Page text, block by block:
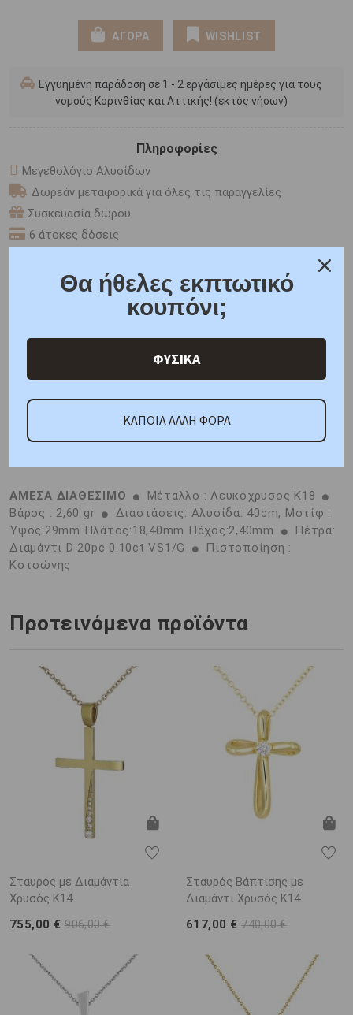
ΑΓΟΡΑ WISHLIST
Εγγυημένη παράδοση σε 1 - 2 εργάσιμες ημέρες για τους
νομούς Κορινθίας και Αττικής! (εκτός νήσων)
Πληροφορίες
Μεγεθολόγιο Αλυσίδων
Δωρεάν μεταφορικά για όλες τις παραγγελίες
Συσκευασία δώρου
6 άτοκες δόσεις
ONLINE CHAT
Κριτικές
ΑΜΕΣΑ ΔΙΑΘΕΣΙΜΟ
Μέταλλο : Λευκόχρυσος K18
Βάρος : 2,60 gr
Διαστάσεις: Aλυσίδα: 40cm, Μοτίφ :
Ύψος:29mm Πλάτος:18,40mm Πάχος:2,40mm
Πέτρα:
Διαμάντι D 20pc 0.10ct VS1/G
Πιστοποίηση :
Κοτσώνης
Προτεινόμενα προϊόντα
Σταυρός με Διαμάντια
Χρυσός K14
755,00 €906,00 €
Σταυρός Βάπτισης με
Διαμάντι Χρυσός K14
617,00 €740,00 €
Θα ήθελες εκπτωτικό
κουπόνι;
ΦΥΣΙΚΑ
ΚΑΠΟΙΑ ΑΛΛΗ ΦΟΡΑ